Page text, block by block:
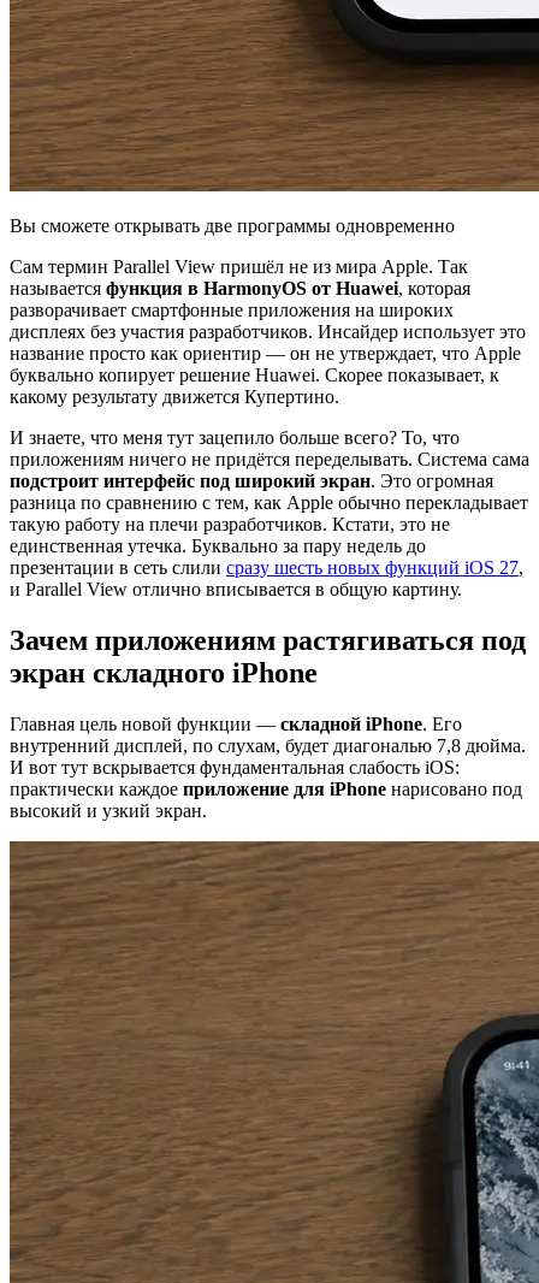
Вы сможете открывать две программы одновременно
Сам термин Parallel View пришёл не из мира Apple. Так
называется функция в HarmonyOS от Huawei, которая
разворачивает смартфонные приложения на широких
дисплеях без участия разработчиков. Инсайдер использует это
название просто как ориентир — он не утверждает, что Apple
буквально копирует решение Huawei. Скорее показывает, к
какому результату движется Купертино.
И знаете, что меня тут зацепило больше всего? То, что
приложениям ничего не придётся переделывать. Система сама
подстроит интерфейс под широкий экран. Это огромная
разница по сравнению с тем, как Apple обычно перекладывает
такую работу на плечи разработчиков. Кстати, это не
единственная утечка. Буквально за пару недель до
презентации в сеть слили сразу шесть новых функций iOS 27,
и Parallel View отлично вписывается в общую картину.
Зачем приложениям растягиваться под
экран складного iPhone
Главная цель новой функции — складной iPhone. Его
внутренний дисплей, по слухам, будет диагональю 7,8 дюйма.
И вот тут вскрывается фундаментальная слабость iOS:
практически каждое приложение для iPhone нарисовано под
высокий и узкий экран.